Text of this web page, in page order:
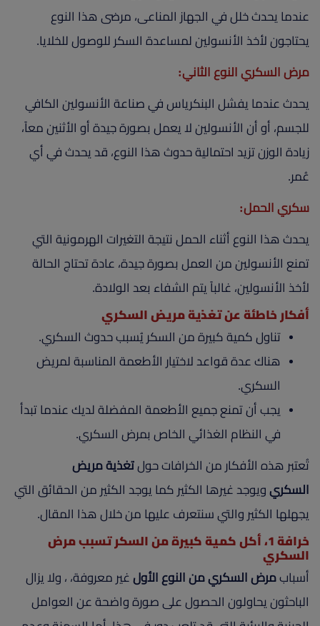
عندما يحدث خلل في الجهاز المناعى، مرضى هذا النوع
يحتاجون لأخذ الأنسولين لمساعدة السكر للوصول للخلايا.
مرض السكري النوع الثاني:
يحدث عندما يفشل البنكرياس في صناعة الأنسولين الكافي
للجسم، أو أن الأنسولين لا يعمل بصورة جيدة أو الأثنين معاً،
زيادة الوزن تزيد احتمالية حدوث هذا النوع، قد يحدث في أي
عُمر.
سكري الحمل:
يحدث هذا النوع أثناء الحمل نتيجة التغيرات الهرمونية التي
تمنع الأنسولين من العمل بصورة جيدة، عادة تحتاج الحالة
لأخذ الأنسولين، غالباً يتم الشفاء بعد الولادة.
أفكار خاطئة عن تغذية مريض السكري
تناول كمية كبيرة من السكر يُسبب حدوث السكري.
هناك عدة قواعد لاختيار الأطعمة المناسبة لمريض
السكري.
يجب أن تمنع جميع الأطعمة المفضلة لديك عندما تبدأ
في النظام الغذائي الخاص بمرض السكري.
تُعتبر هذه الأفكار من الخرافات حول تغذية مريض
السكري ويوجد غيرها الكثير كما يوجد الكثير من الحقائق التي
يجهلها الكثير والتي سنتعرف عليها من خلال هذا المقال.
خرافة 1، أكل كمية كبيرة من السكر تسبب مرض
السكري
أسباب مرض السكري من النوع الأول غير معروفة، ، ولا يزال
الباحثون يحاولون الحصول على صورة واضحة عن العوامل